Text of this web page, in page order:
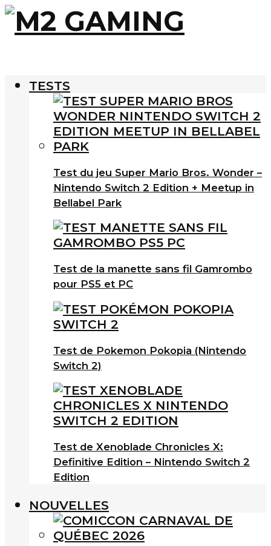
TESTS
Test du jeu Super Mario Bros. Wonder –
Nintendo Switch 2 Edition + Meetup in
Bellabel Park
Test de la manette sans fil Gamrombo
pour PS5 et PC
Test de Pokemon Pokopia (Nintendo
Switch 2)
Test de Xenoblade Chronicles X:
Definitive Edition – Nintendo Switch 2
Edition
NOUVELLES